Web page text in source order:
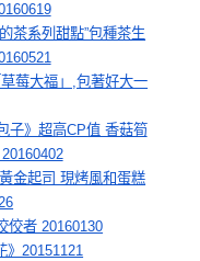
茶系列甜點”包種茶生
莓大福」,包著好大一
子》超高CP值 香菇筍
金起司 現烤風和蛋糕
佼者 20160130
》20151121